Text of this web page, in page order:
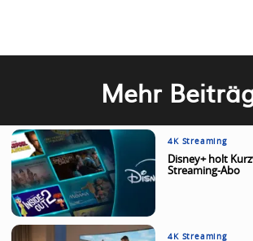
Mehr
4K Streaming
Disney+ holt
Streaming-Abo
4K Streaming